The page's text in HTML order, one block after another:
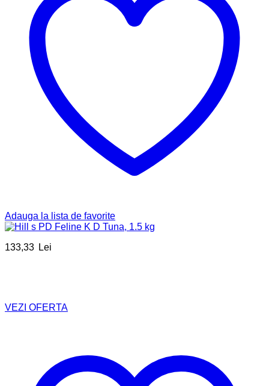
Adauga la lista de favorite
133,33 Lei
VEZI OFERTA